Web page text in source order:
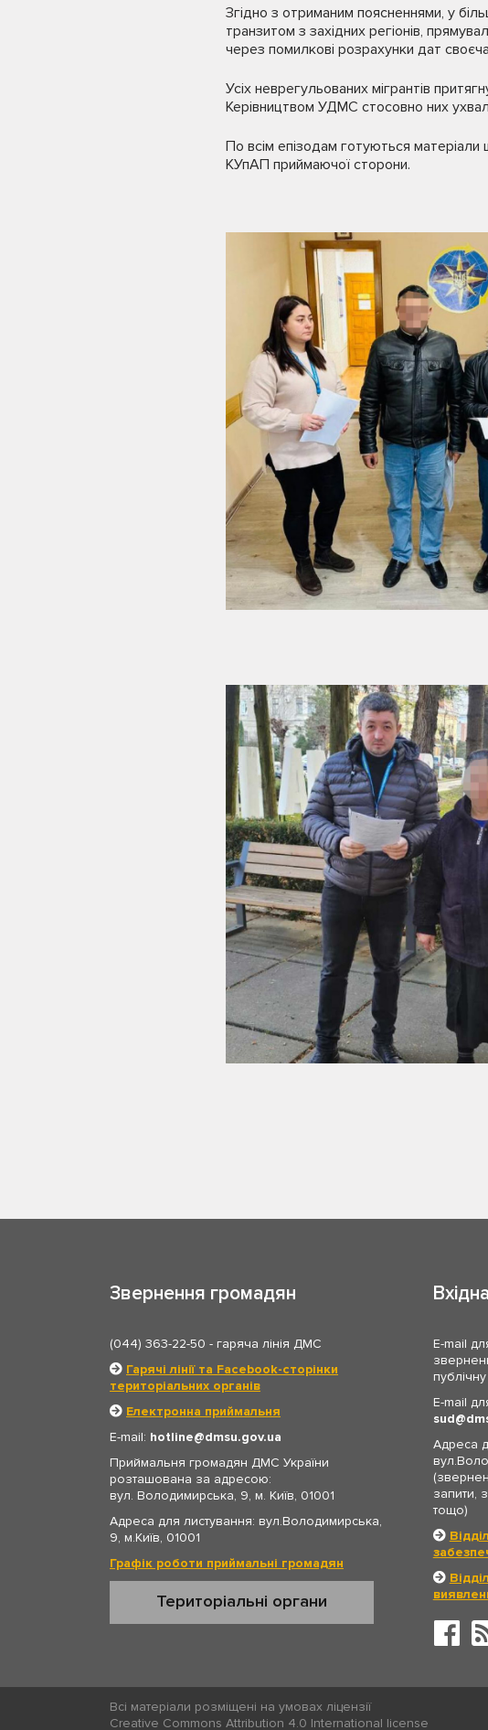
Згідно з отриманим поясненнями, у
транзитом з західних регіонів,
через помилкові розрахунки дат
Усіх неврегульованих мігрантів
Керівництвом УДМС стосовно них
По всім епізодам готуються матеріали
КУпАП приймаючої сторони.
Звернення громадян
(044) 363-22-50 - гаряча лінія ДМС
Гарячі лінії та Facebook-сторінки
територіальних органів
Електронна приймальня
E-mail: hotline
dmsu.gov.ua
Приймальня громадян ДМС України
розташована за адресою:
вул. Володимирська, 9, м. Київ, 01001
Адреса для листування: вул.Володимирська,
9, м.Київ, 01001
Графік роботи приймальні громадян
Територіальні органи
E-mail
E-mail
sud
Адреса
запити,
тощо)
Всі матеріали розміщені на умовах ліцензії
Creative Commons Attribution 4.0 International license